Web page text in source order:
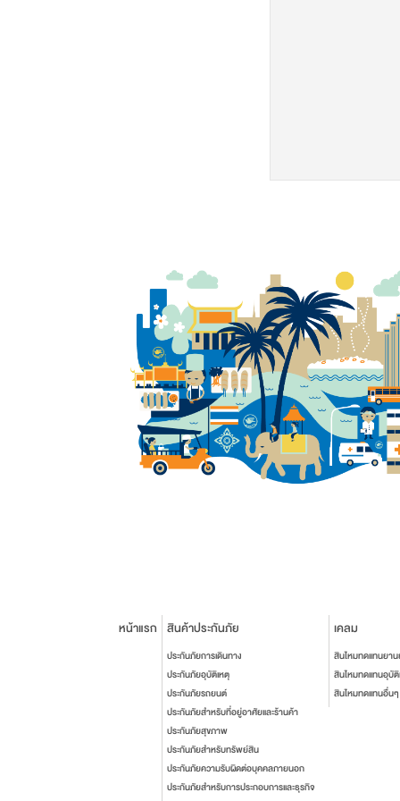
หน้าแรก สินค้าประกันภัย
ประกันภัยการเดินทาง
ประกันภัยอุบัติเหตุ
ประกันภัยรถยนต์
ประกันภัยสำหรับที่อยู่อาศัยและร้านค้า
ประกันภัยสุขภาพ
ประกันภัยสำหรับทรัพย์สิน
ประกันภัยความรับผิดต่อบุคคลภายนอก
ประกันภัยสำหรับการประกอบการและธุรกิจ
เคลม
สินไหมทดแทนยา
สินไหมทดแทนอุบั
สินไหมทดแทนอื่นๆ